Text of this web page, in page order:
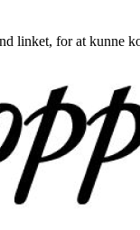
linket, for at kunne